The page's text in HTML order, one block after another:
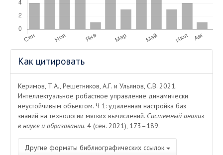
Информация
о статье
Как цитировать
Керимов, Т.А., Решетников, А.Г. и Ульянов, С.В. 2021.
Интеллектуальное робастное управление динамически
неустойчивым объектом. Ч 1: удаленная настройка баз
знаний на технологии мягких вычислений. Системный анализ
в науке и образовании. 4 (сен. 2021), 173–189.
Другие форматы библиографических ссылок